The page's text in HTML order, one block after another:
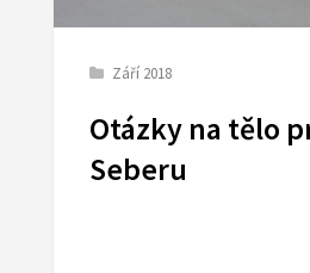
Září 2018
Otázky na tělo
Seberu